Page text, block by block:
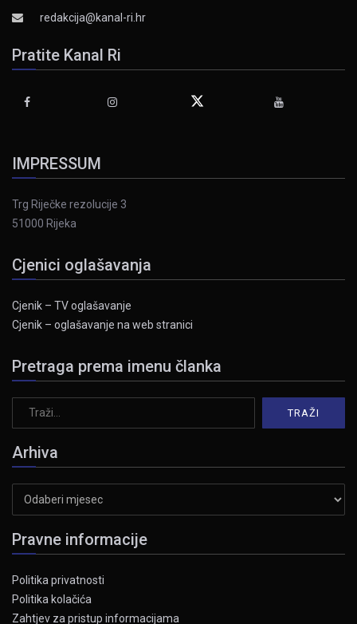
redakcija@kanal-ri.hr
Pratite Kanal Ri
IMPRESSUM
Trg Riječke rezolucije 3
51000 Rijeka
Cjenici oglašavanja
Cjenik – TV oglašavanje
Cjenik – oglašavanje na web stranici
Pretraga prema imenu članka
Arhiva
Pravne informacije
Politika privatnosti
Politika kolačića
Zahtjev za pristup informacijama